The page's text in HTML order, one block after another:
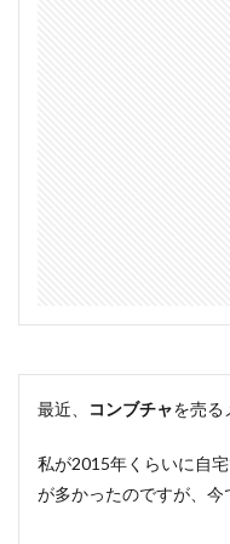
最近、 コンブチャを売る
私が2015年くらいに自
が多かったのですが、今